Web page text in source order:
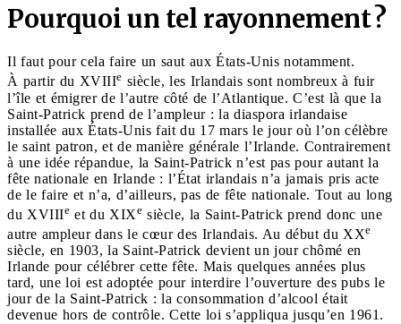
Pourquoi un tel rayonnement ?
Il faut pour cela faire un saut aux États-Unis notamment.
À partir du XVIIIe siècle, les Irlandais sont nombreux à fuir
l’île et émigrer de l’autre côté de l’Atlantique. C’est là que la
Saint-Patrick prend de l’ampleur : la diaspora irlandaise
installée aux États-Unis fait du 17 mars le jour où l’on célèbre
le saint patron, et de manière générale l’Irlande. Contrairement
à une idée répandue, la Saint-Patrick n’est pas pour autant la
fête nationale en Irlande : l’État irlandais n’a jamais pris acte
de le faire et n’a, d’ailleurs, pas de fête nationale. Tout au long
du XVIIIe et du XIXe siècle, la Saint-Patrick prend donc une
autre ampleur dans le cœur des Irlandais. Au début du XXe
siècle, en 1903, la Saint-Patrick devient un jour chômé en
Irlande pour célébrer cette fête. Mais quelques années plus
tard, une loi est adoptée pour interdire l’ouverture des pubs le
jour de la Saint-Patrick : la consommation d’alcool était
devenue hors de contrôle. Cette loi s’appliqua jusqu’en 1961.